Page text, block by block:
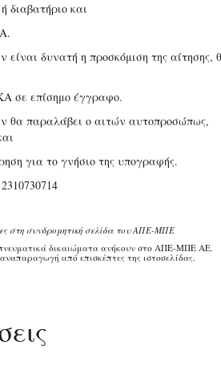
διαβατήριο και
είναι δυνατή η προσκόμιση της αίτησης,
σε επίσημο έγγραφο.
θα παραλάβει ο αιτών αυτοπροσώπως,
για το γνήσιο της υπογραφής.
στη συνδρομητική σελίδα του ΑΠΕ-ΜΠΕ
δικαιώματα ανήκουν στο ΑΠΕ-ΜΠΕ ΑΕ.
από επισκέπτες της ιστοσελίδας.